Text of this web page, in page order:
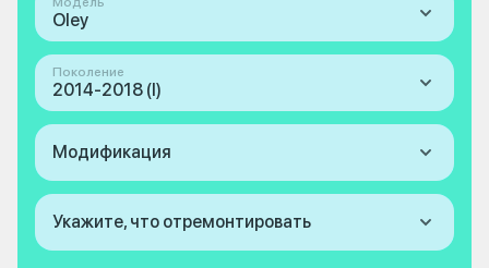
Oley
Поколение
2014-2018 (I)
Модификация
Укажите, что отремонтировать